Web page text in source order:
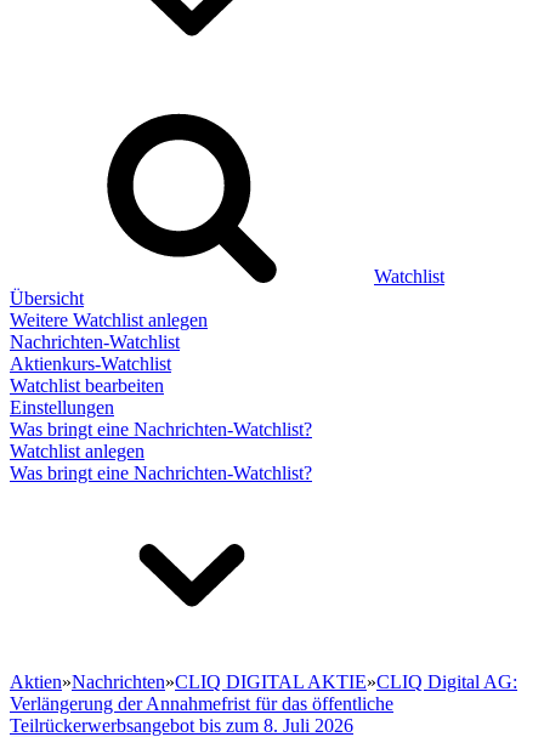
Watchlist
Übersicht
Weitere Watchlist anlegen
Nachrichten-Watchlist
Aktienkurs-Watchlist
Watchlist bearbeiten
Einstellungen
Was bringt eine Nachrichten-Watchlist?
Watchlist anlegen
Was bringt eine Nachrichten-Watchlist?
Aktien»Nachrichten»CLIQ DIGITAL AKTIE»CLIQ Digital AG:
Verlängerung der Annahmefrist für das öffentliche
Teilrückerwerbsangebot bis zum 8. Juli 2026